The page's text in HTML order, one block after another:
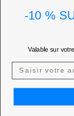
RETOURS GRATUITS
-10 %
Valable sur